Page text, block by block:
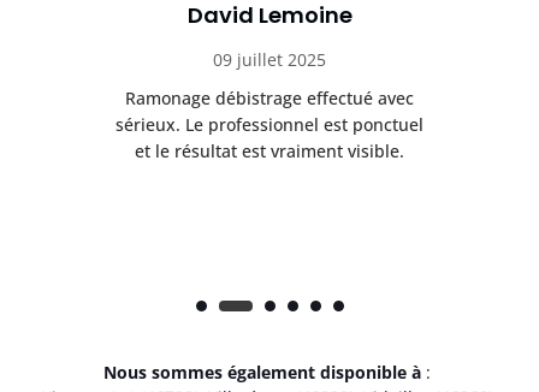
David Lemoine
09 juillet 2025
Ramonage débistrage effectué avec
sérieux. Le professionnel est ponctuel
et le résultat est vraiment visible.
Nous sommes également disponible à :